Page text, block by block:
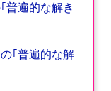
普遍的な解き
｢普遍的な解